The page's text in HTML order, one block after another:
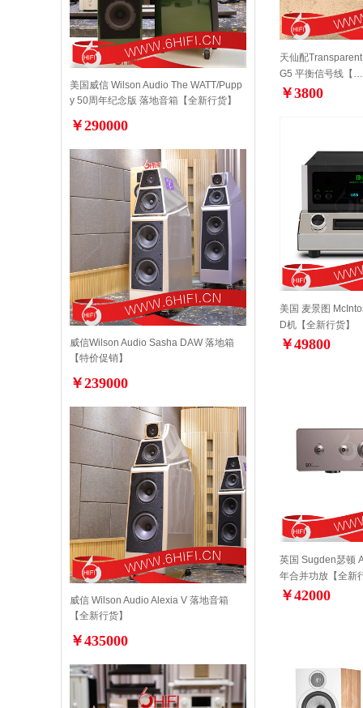
美国威信 Wilson Audio The WATT/Pupp
y 50周年纪念版 落地音箱【全新行货】
￥290000
威信Wilson Audio Sasha DAW 落地箱
【特价促销】
￥239000
威信 Wilson Audio Alexia V 落地音箱
【全新行货】
￥435000
天仙配
G5 平衡信号线【…
￥3800
美国 麦景图
D机【全新行货】
￥49800
英国 Sugden瑟顿
年合并功放【全新
￥42000